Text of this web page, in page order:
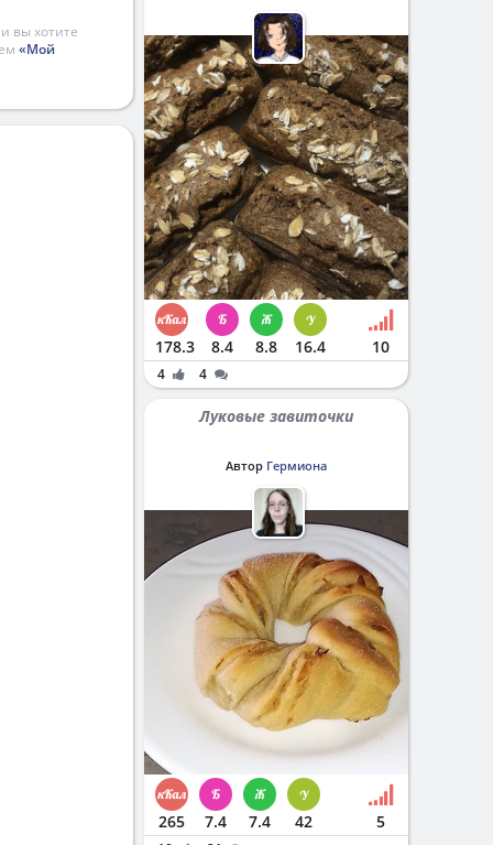
вы хотите
«Мой
178.3 8.4 8.8 16.4 10
4 4
Луковые завиточки
Автор Гермиона
265 7.4 7.4 42 5